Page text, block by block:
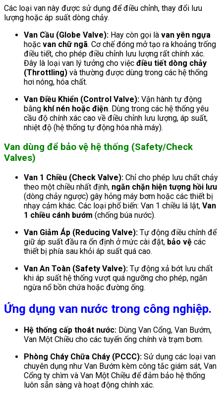
Các loại van này được sử dụng để điều chỉnh, thay đổi lưu
lượng hoặc áp suất dòng chảy.
Van Cầu (Globe Valve): Hay còn gọi là van yên ngựa
hoặc van chữ ngã. Cơ chế đóng mở tạo ra khoảng trống
điều tiết, cho phép điều chỉnh lưu lượng rất chính xác.
Đây là loại van lý tưởng cho việc điều tiết dòng chảy
(Throttling) và thường được dùng trong các hệ thống
hơi nóng, hóa chất.
Van Điều Khiển (Control Valve): Vận hành tự động
bằng khí nén hoặc điện. Dùng trong các hệ thống yêu
cầu độ chính xác cao về điều chỉnh lưu lượng, áp suất,
nhiệt độ (hệ thống tự động hóa nhà máy).
Van dùng để bảo vệ hệ thống (Safety/Check
Valves)
Van 1 Chiều (Check Valve): Chỉ cho phép lưu chất chảy
theo một chiều nhất định, ngăn chặn hiện tượng hồi lưu
(dòng chảy ngược) gây hỏng máy bơm hoặc các thiết bị
nhạy cảm khác. Các loại phổ biến: Van 1 chiều lá lật, Van
1 chiều cánh bướm (chống búa nước).
Van Giảm Áp (Reducing Valve): Tự động điều chỉnh để
giữ áp suất đầu ra ổn định ở mức cài đặt, bảo vệ các
thiết bị phía sau khỏi áp suất quá cao.
Van An Toàn (Safety Valve): Tự động xả bớt lưu chất
khi áp suất hệ thống vượt quá ngưỡng cho phép, ngăn
ngừa nổ bồn chứa hoặc đường ống.
Ứng dụng van nước trong công nghiệp.
Hệ thống cấp thoát nước: Dùng Van Cổng, Van Bướm,
Van Một Chiều cho các tuyến ống chính và trạm bơm.
Phòng Cháy Chữa Cháy (PCCC): Sử dụng các loại van
chuyên dụng như Van Bướm kèm công tắc giám sát, Van
Cổng ty chìm và Van Một Chiều để đảm bảo hệ thống
luôn sẵn sàng và hoạt động chính xác.